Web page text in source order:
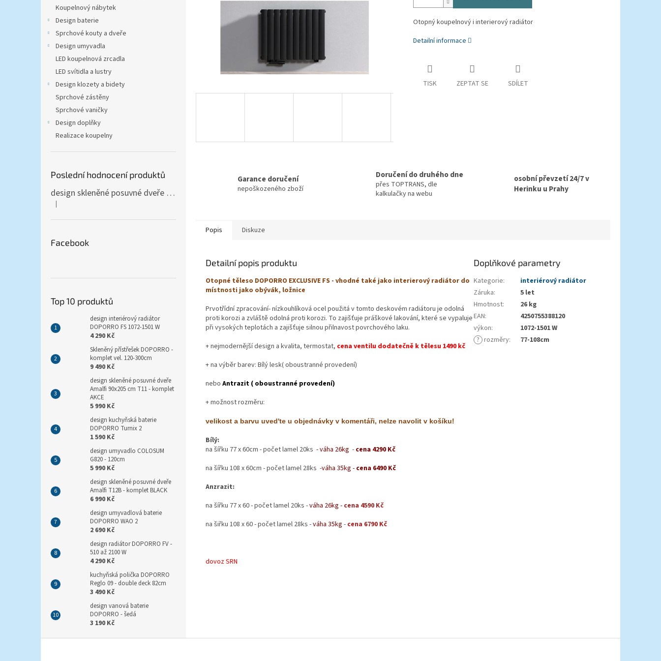
Koupelnový nábytek
Design baterie
Sprchové kouty a dveře
Design umyvadla
LED koupelnová zrcadla
LED svítidla a lustry
Design klozety a bidety
Sprchové zástěny
Sprchové vaničky
Design doplňky
Realizace koupelny
Poslední hodnocení produktů
design skleněné posuvné dveře Amalfi 90x205 cm T12 - komplet AKCE
Hodnocení produktu je 5 z 5 hvězdiček.
|
Facebook
Top 10 produktů
design interiérový radiátor
DOPORRO FS 1072-1501 W
4 290 Kč
Skleněný přístřešek DOPORRO -
komplet vel. 120-300cm
9 490 Kč
design skleněné posuvné dveře
Amalfi 90x205 cm T11 - komplet
AKCE
5 990 Kč
design kuchyňská baterie
DOPORRO Turnix 2
1 590 Kč
design umyvadlo COLOSUM
G820 - 120cm
5 990 Kč
design skleněné posuvné dveře
Amalfi T12B - komplet BLACK
6 990 Kč
design umyvadlová baterie
DOPORRO WAO 2
2 690 Kč
design radiátor DOPORRO FV -
510 až 2100 W
4 290 Kč
kuchyňská polička DOPORRO
Reglo 09 - double deck 82cm
3 490 Kč
design vanová baterie
DOPORRO - šedá
3 190 Kč
Otopný koupelnový i interierový radiátor
Detailní informace
TISK ZEPTAT SE SDÍLET
Garance doručení
nepoškozeného zboží
Doručení do druhého dne
přes TOPTRANS, dle
kalkulačky na webu
osobní převzetí 24/7 v
Herinku u Prahy
Popis Diskuze
Detailní popis produktu
Otopné těleso DOPORRO EXCLUSIVE FS - vhodné také jako interierový radiátor do
místnosti jako obývák, ložnice
Prvotřídní zpracování- nízkouhlíková ocel použitá v tomto deskovém radiátoru je odolná
proti korozi a zvláště odolná proti korozi. To zajišťuje práškové lakování, které se vypaluje
při vysokých teplotách a zajišťuje silnou přilnavost povrchového laku.
+ nejmodernější design a kvalita, termostat, cena ventilu dodatečně k tělesu 1490 kč
+ na výběr barev: Bílý lesk( oboustranné provedení)
nebo Antrazit ( oboustranné provedení)
+ možnost rozměru:
velikost a barvu uved'te u objednávky v komentáři, nelze navolit v košíku!
Bílý:
na šířku 77 x 60cm - počet lamel 20ks - váha 26kg - cena 4290 Kč
na šířku 108 x 60cm - počet lamel 28ks -váha 35kg - cena 6490 Kč
Anzrazit:
na šířku 77 x 60 - počet lamel 20ks -váha 26kg - cena 4590 Kč
na šiřku 108 x 60 - počet lamel 28ks -váha 35kg - cena 6790 Kč
dovoz SRN
Doplňkové parametry
Kategorie:
interiérový radiátor
Záruka:
5 let
Hmotnost:
26 kg
EAN:
4250755388120
výkon:
1072-1501 W
? rozměry: 77-108cm